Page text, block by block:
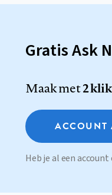
Gratis Ask
Maak met2
ACCOUNT
Heb je al een